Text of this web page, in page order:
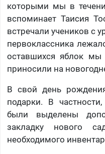
которыми мы в
вспоминает Таисия
встречали учеников с
первоклассника
оставшихся яблок
приносили на
В свой день
подарки. В
были выделены
закладку нового
необходимого